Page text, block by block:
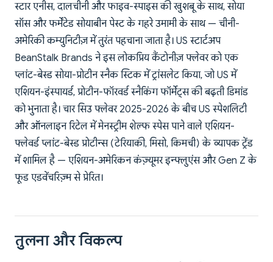
स्टार एनीस, दालचीनी और फाइव-स्पाइस की खुशबू के साथ, सोया
सॉस और फर्मेंटेड सोयाबीन पेस्ट के गहरे उमामी के साथ — चीनी-
अमेरिकी कम्युनिटीज़ में तुरंत पहचाना जाता है। US स्टार्टअप
BeanStalk Brands ने इस लोकप्रिय कैंटोनीज़ फ्लेवर को एक
प्लांट-बेस्ड सोया-प्रोटीन स्नैक स्टिक में ट्रांसलेट किया, जो US में
एशियन-इंस्पायर्ड, प्रोटीन-फॉरवर्ड स्नैकिंग फॉर्मेट्स की बढ़ती डिमांड
को भुनाता है। चार सिउ फ्लेवर 2025-2026 के बीच US स्पेशलिटी
और ऑनलाइन रिटेल में मेनस्ट्रीम शेल्फ स्पेस पाने वाले एशियन-
फ्लेवर्ड प्लांट-बेस्ड प्रोटीन्स (टेरियाकी, मिसो, किमची) के व्यापक ट्रेंड
में शामिल है — एशियन-अमेरिकन कंज़्यूमर इन्फ्लुएंस और Gen Z के
फूड एडवेंचरिज़्म से प्रेरित।
तुलना और विकल्प